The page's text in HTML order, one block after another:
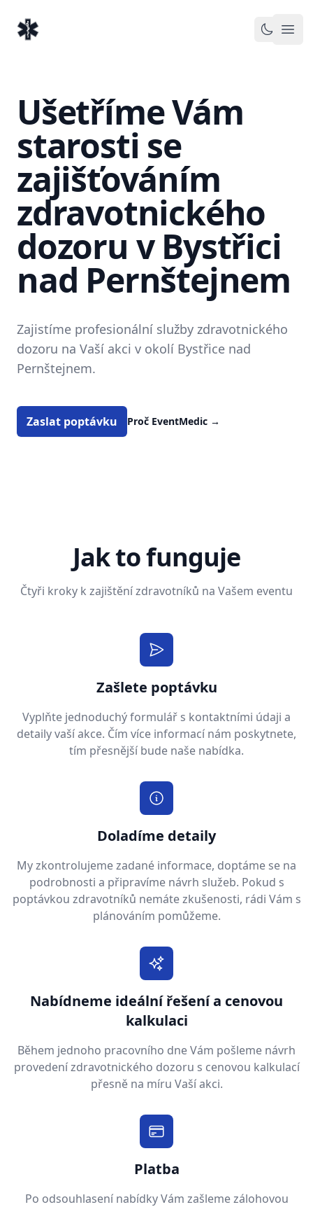
EventMedic.cz
Toggle
Ušetříme Vám
starosti se
zajišťováním
zdravotnického
dozoru v Bystřici
nad Pernštejnem
Zajistíme profesionální služby zdravotnického
dozoru na Vaší akci v okolí Bystřice nad
Pernštejnem.
Zaslat poptávku Proč EventMedic →
Jak to funguje
Čtyři kroky k zajištění zdravotníků na Vašem eventu
Zašlete poptávku
Vyplňte jednoduchý formulář s kontaktními údaji a
detaily vaší akce. Čím více informací nám poskytnete,
tím přesnější bude naše nabídka.
Doladíme detaily
My zkontrolujeme zadané informace, doptáme se na
podrobnosti a připravíme návrh služeb. Pokud s
poptávkou zdravotníků nemáte zkušenosti, rádi Vám s
plánováním pomůžeme.
Nabídneme ideální řešení a cenovou
kalkulaci
Během jednoho pracovního dne Vám pošleme návrh
provedení zdravotnického dozoru s cenovou kalkulací
přesně na míru Vaší akci.
Platba
Po odsouhlasení nabídky Vám zašleme zálohovou